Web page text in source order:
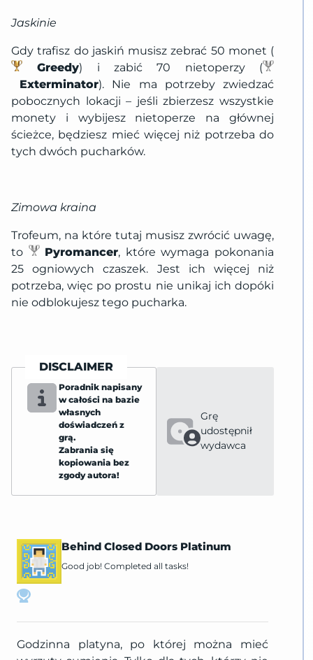
Jaskinie
Gdy trafisz do jaskiń musisz zebrać 50 monet (
Greedy) i zabić 70 nietoperzy (
Exterminator). Nie ma potrzeby zwiedzać
pobocznych lokacji – jeśli zbierzesz wszystkie
monety i wybijesz nietoperze na głównej
ścieżce, będziesz mieć więcej niż potrzeba do
tych dwóch pucharków.
Zimowa kraina
Trofeum, na które tutaj musisz zwrócić uwagę,
to
Pyromancer, które wymaga pokonania
25 ogniowych czaszek. Jest ich więcej niż
potrzeba, więc po prostu nie unikaj ich dopóki
nie odblokujesz tego pucharka.
DISCLAIMER
Poradnik napisany
w całości na bazie
własnych
doświadczeń z
grą.
Zabrania się
kopiowania bez
zgody autora!
Grę
udostępnił
wydawca
Behind Closed Doors Platinum
Good job! Completed all tasks!
Godzinna platyna, po której można mieć